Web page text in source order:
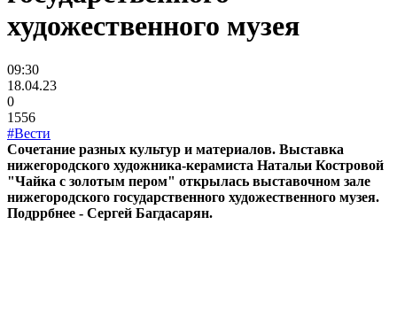
художественного музея
09:30
18.04.23
0
1556
#Вести
Сочетание разных культур и материалов. Выставка
нижегородского художника-керамиста Натальи Костровой
"Чайка с золотым пером" открылась выставочном зале
нижегородского государственного художественного музея.
Подррбнее - Сергей Багдасарян.